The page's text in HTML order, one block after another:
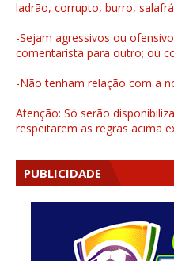
ladrão, corrupto, burro,
-Sejam agressivos ou
comentarista para outro; ou
-Não tenham relação com a
Atenção: Só serão
respeitarem as regras acima
PUBLICIDADE